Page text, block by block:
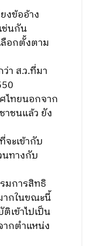
งข้ออ้าง
ช่นกัน
ลือกตั้งตาม
า ส.ว.ที่มา
ไทยนอกจาก
าชนแล้ว ยัง
ะเข้ากับ
ทางกับ
มการสิทธิ
กในขณะนี้
เข้าไปเป็น
กตำแหน่ง